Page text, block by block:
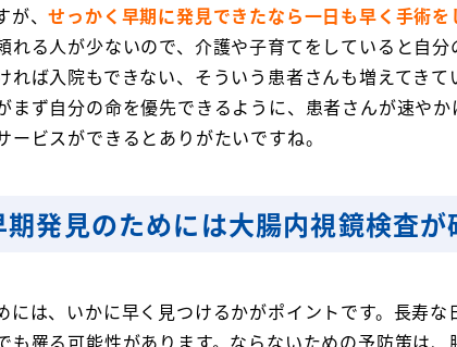
が、せっかく早期に発見できたなら一日も早く手術を
れる人が少ないので、介護や子育てをしていると自
れば入院もできない、そういう患者さんも増えてきて
まず自分の命を優先できるように、患者さんが速や
ービスができるとありがたいですね。
発見のためには大腸内視鏡検査が
には、いかに早く見つけるかがポイントです。長寿な
も罹る可能性があります。ならないための予防策は